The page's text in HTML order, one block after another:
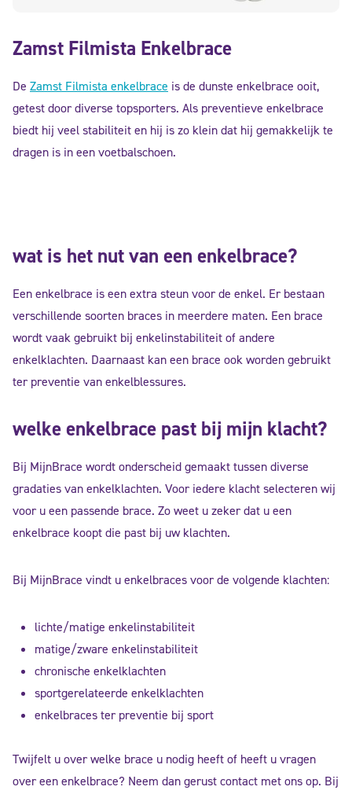
Zamst Filmista Enkelbrace
De Zamst Filmista enkelbrace is de dunste enkelbrace ooit,
getest door diverse topsporters. Als preventieve enkelbrace
biedt hij veel stabiliteit en hij is zo klein dat hij gemakkelijk te
dragen is in een voetbalschoen.
wat is het nut van een enkelbrace?
Een enkelbrace is een extra steun voor de enkel. Er bestaan
verschillende soorten braces in meerdere maten. Een brace
wordt vaak gebruikt bij enkelinstabiliteit of andere
enkelklachten. Daarnaast kan een brace ook worden gebruikt
ter preventie van enkelblessures.
welke enkelbrace past bij mijn klacht?
Bij MijnBrace wordt onderscheid gemaakt tussen diverse
gradaties van enkelklachten. Voor iedere klacht selecteren wij
voor u een passende brace. Zo weet u zeker dat u een
enkelbrace koopt die past bij uw klachten.
Bij MijnBrace vindt u enkelbraces voor de volgende klachten:
lichte/matige enkelinstabiliteit
matige/zware enkelinstabiliteit
chronische enkelklachten
sportgerelateerde enkelklachten
enkelbraces ter preventie bij sport
Twijfelt u over welke brace u nodig heeft of heeft u vragen
over een enkelbrace? Neem dan gerust contact met ons op. Bij